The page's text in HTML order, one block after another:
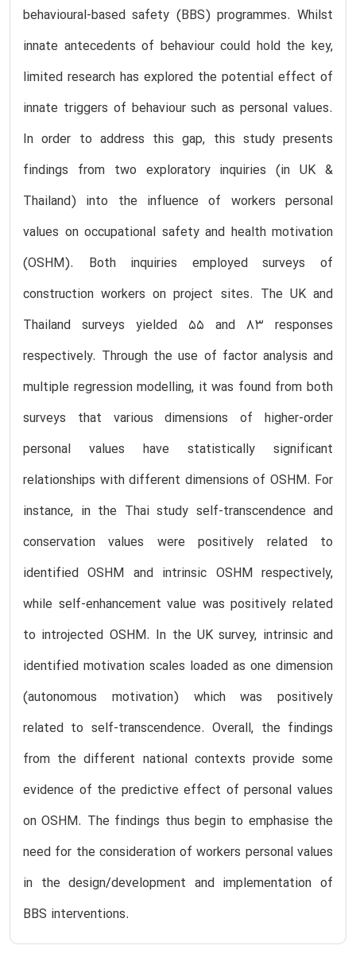
behavioural-based safety (BBS) programmes. Whilst
innate antecedents of behaviour could hold the key,
limited research has explored the potential effect of
innate triggers of behaviour such as personal values.
In order to address this gap, this study presents
findings from two exploratory inquiries (in UK &
Thailand) into the influence of workers personal
values on occupational safety and health motivation
(OSHM). Both inquiries employed surveys of
construction workers on project sites. The UK and
Thailand surveys yielded 55 and 83 responses
respectively. Through the use of factor analysis and
multiple regression modelling, it was found from both
surveys that various dimensions of higher-order
personal values have statistically significant
relationships with different dimensions of OSHM. For
instance, in the Thai study self-transcendence and
conservation values were positively related to
identified OSHM and intrinsic OSHM respectively,
while self-enhancement value was positively related
to introjected OSHM. In the UK survey, intrinsic and
identified motivation scales loaded as one dimension
(autonomous motivation) which was positively
related to self-transcendence. Overall, the findings
from the different national contexts provide some
evidence of the predictive effect of personal values
on OSHM. The findings thus begin to emphasise the
need for the consideration of workers personal values
in the design/development and implementation of
BBS interventions.